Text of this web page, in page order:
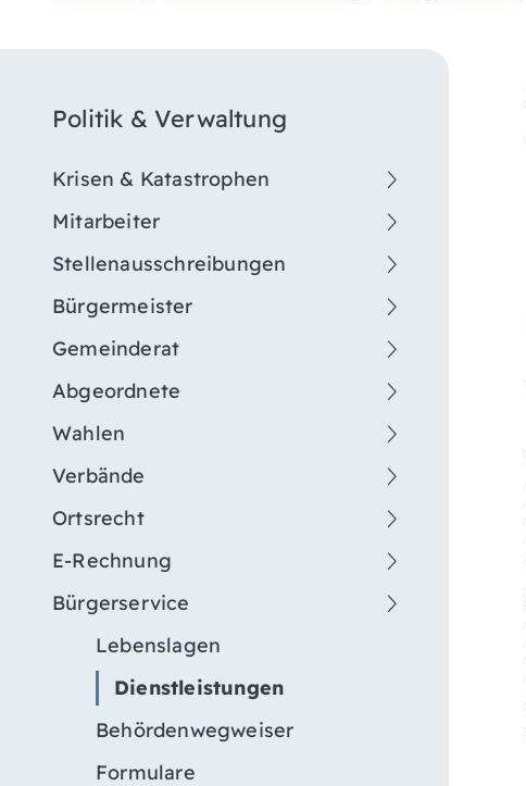
Politik & Verwaltung
Krisen & Katastrophen
Mitarbeiter
Stellenausschreibungen
Bürgermeister
Gemeinderat
Abgeordnete
Wahlen
Verbände
Ortsrecht
E-Rechnung
Bürgerservice
Lebenslagen
Dienstleistungen
Behördenwegweiser
Formulare